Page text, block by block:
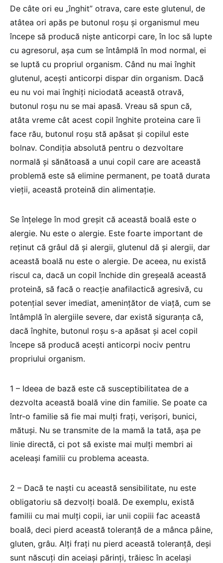
De câte ori eu „înghit” otrava, care este glutenul, de
atâtea ori apăs pe butonul roșu și organismul meu
începe să producă niște anticorpi care, în loc să lupte
cu agresorul, așa cum se întâmplă în mod normal, ei
se luptă cu propriul organism. Când nu mai înghit
glutenul, acești anticorpi dispar din organism. Dacă
eu nu voi mai înghiți niciodată această otravă,
butonul roșu nu se mai apasă. Vreau să spun că,
atâta vreme cât acest copil înghite proteina care îi
face rău, butonul roșu stă apăsat și copilul este
bolnav. Condiția absolută pentru o dezvoltare
normală și sănătoasă a unui copil care are această
problemă este să elimine permanent, pe toată durata
vieții, această proteină din alimentație.
Se înțelege în mod greșit că această boală este o
alergie. Nu este o alergie. Este foarte important de
reținut că grâul dă și alergii, glutenul dă și alergii, dar
această boală nu este o alergie. De aceea, nu există
riscul ca, dacă un copil închide din greșeală această
proteină, să facă o reacție anafilactică agresivă, cu
potențial sever imediat, amenințător de viață, cum se
întâmplă în alergiile severe, dar există siguranța că,
dacă înghite, butonul roșu s-a apăsat și acel copil
începe să producă acești anticorpi nociv pentru
propriului organism.
1 – Ideea de bază este că susceptibilitatea de a
dezvolta această boală vine din familie. Se poate ca
într-o familie să fie mai mulți frați, verișori, bunici,
mătuși. Nu se transmite de la mamă la tată, așa pe
linie directă, ci pot să existe mai mulți membri ai
aceleași familii cu problema aceasta.
2 – Dacă te naști cu această sensibilitate, nu este
obligatoriu să dezvolți boală. De exemplu, există
familii cu mai mulți copii, iar unii copiii fac această
boală, deci pierd această toleranță de a mânca pâine,
gluten, grâu. Alți frați nu pierd această toleranță, deși
sunt născuți din aceiași părinți, trăiesc în același